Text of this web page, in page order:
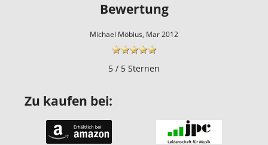
Bewertung
Michael Möbius, Mar 2012
5 / 5 Sternen
Zu kaufen bei: